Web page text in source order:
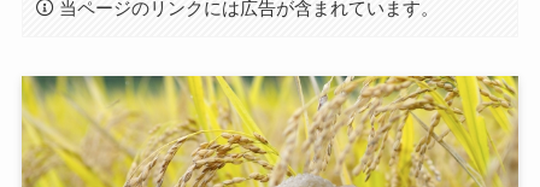
当ページのリンクには広告が含まれています。